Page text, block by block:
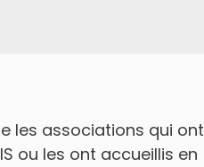
les associations qui ont
ou les ont accueillis en